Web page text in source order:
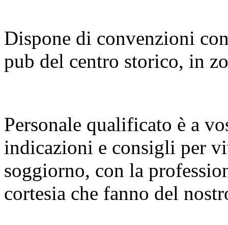
Dispone di convenzioni
pub del centro storico, in
Personale qualificato è a
indicazioni e consigli per
soggiorno, con la
cortesia che fanno del